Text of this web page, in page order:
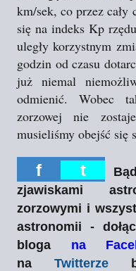
km/sek, co przez cały
się na indeks Kp
uległy korzystnym
godzin od czasu
już niemal
odmienić. Wobec
zorzowej nie
musieliśmy obejść się
f t
zjawiskami
zorzowymi i
astronomii -
bloga na
na Twitterze